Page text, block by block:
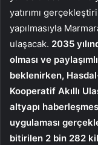
yatırımı
yapılmasıyla
ulaşacak. 2035
olması ve
beklenirken,
Kooperatif Akıllı
altyapı
uygulaması
bitirilen 2 bin 282